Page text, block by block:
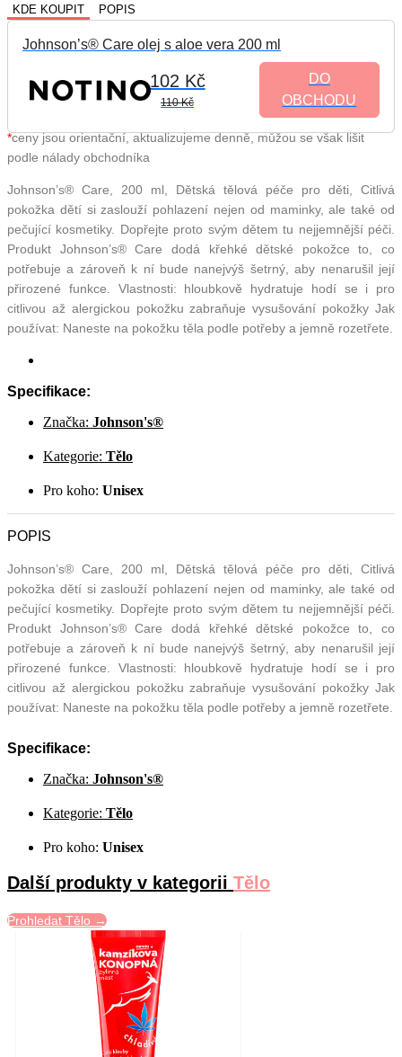
KDE KOUPIT POPIS
Johnson’s® Care olej s aloe vera 200 ml
102 Kč
110 Kč
DO
OBCHODU
*ceny jsou orientační, aktualizujeme denně, můžou se však lišit
podle nálady obchodníka
Johnson’s® Care, 200 ml, Dětská tělová péče pro děti, Citlivá
pokožka dětí si zaslouží pohlazení nejen od maminky, ale také od
pečující kosmetiky. Dopřejte proto svým dětem tu nejjemnější péči.
Produkt Johnson’s® Care dodá křehké dětské pokožce to, co
potřebuje a zároveň k ní bude nanejvýš šetrný, aby nenarušil její
přirozené funkce. Vlastnosti: hloubkově hydratuje hodí se i pro
citlivou až alergickou pokožku zabraňuje vysušování pokožky Jak
používat: Naneste na pokožku těla podle potřeby a jemně rozetřete.
Specifikace:
Značka: Johnson's®
Kategorie: Tělo
Pro koho: Unisex
POPIS
Johnson’s® Care, 200 ml, Dětská tělová péče pro děti, Citlivá
pokožka dětí si zaslouží pohlazení nejen od maminky, ale také od
pečující kosmetiky. Dopřejte proto svým dětem tu nejjemnější péči.
Produkt Johnson’s® Care dodá křehké dětské pokožce to, co
potřebuje a zároveň k ní bude nanejvýš šetrný, aby nenarušil její
přirozené funkce. Vlastnosti: hloubkově hydratuje hodí se i pro
citlivou až alergickou pokožku zabraňuje vysušování pokožky Jak
používat: Naneste na pokožku těla podle potřeby a jemně rozetřete.
Specifikace:
Značka: Johnson's®
Kategorie: Tělo
Pro koho: Unisex
Další produkty v kategorii Tělo
Prohledat Tělo →